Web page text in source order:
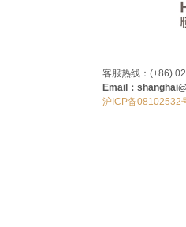
客服热线：(+86)
Email：
沪ICP备08102532